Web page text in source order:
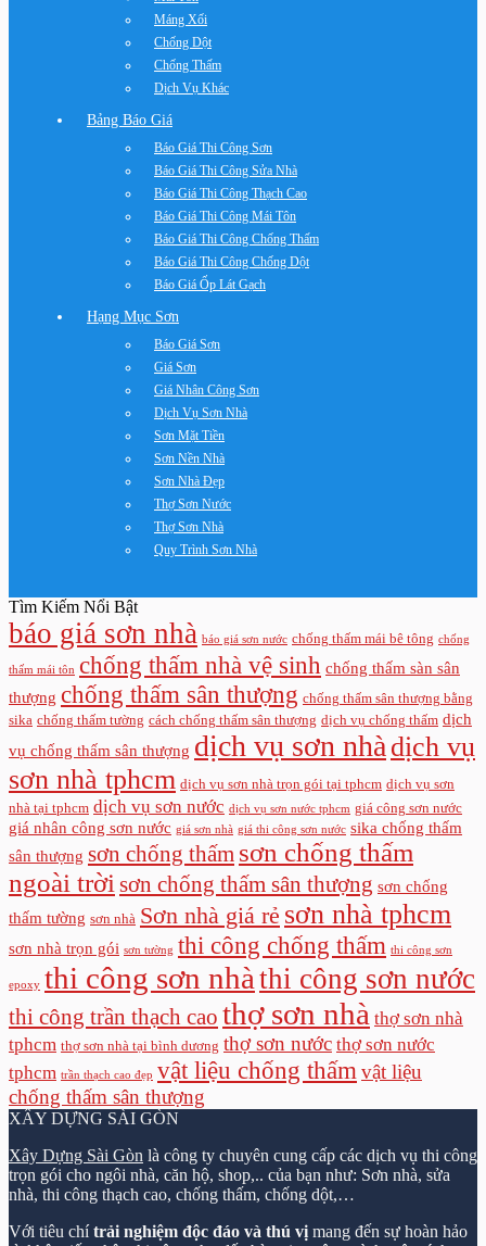
Máng Xối
Chống Dột
Chống Thấm
Dịch Vụ Khác
Bảng Báo Giá
Báo Giá Thi Công Sơn
Báo Giá Thi Công Sửa Nhà
Báo Giá Thi Công Thạch Cao
Báo Giá Thi Công Mái Tôn
Báo Giá Thi Công Chống Thấm
Báo Giá Thi Công Chống Dột
Báo Giá Ốp Lát Gạch
Hạng Mục Sơn
Báo Giá Sơn
Giá Sơn
Giá Nhân Công Sơn
Dịch Vụ Sơn Nhà
Sơn Mặt Tiền
Sơn Nền Nhà
Sơn Nhà Đẹp
Thợ Sơn Nước
Thợ Sơn Nhà
Quy Trình Sơn Nhà
Tìm Kiếm Nổi Bật
báo giá sơn nhà báo giá sơn nước chống thấm mái bê tông chống
thấm mái tôn chống thấm nhà vệ sinh chống thấm sàn sân
thượng chống thấm sân thượng chống thấm sân thượng bằng
sika chống thấm tường cách chống thấm sân thượng dịch vụ chống thấm dịch
vụ chống thấm sân thượng dịch vụ sơn nhà dịch vụ
sơn nhà tphcm dịch vụ sơn nhà trọn gói tại tphcm dịch vụ sơn
nhà tại tphcm dịch vụ sơn nước dịch vụ sơn nước tphcm giá công sơn nước
giá nhân công sơn nước giá sơn nhà giá thi công sơn nước sika chống thấm
sân thượng sơn chống thấm sơn chống thấm
ngoài trời sơn chống thấm sân thượng sơn chống
thấm tường sơn nhà Sơn nhà giá rẻ sơn nhà tphcm
sơn nhà trọn gói sơn tường thi công chống thấm thi công sơn
epoxy thi công sơn nhà thi công sơn nước
thi công trần thạch cao thợ sơn nhà thợ sơn nhà
tphcm thợ sơn nhà tại bình dương thợ sơn nước thợ sơn nước
tphcm trần thạch cao đẹp vật liệu chống thấm vật liệu
chống thấm sân thượng
XÂY DỰNG SÀI GÒN
Xây Dựng Sài Gòn là công ty chuyên cung cấp các dịch vụ thi công
trọn gói cho ngôi nhà, căn hộ, shop,.. của bạn như: Sơn nhà, sửa
nhà, thi công thạch cao, chống thấm, chống dột,…
Với tiêu chítrải nghiệm độc đáo và thú vị mang đến sự hoàn hảo